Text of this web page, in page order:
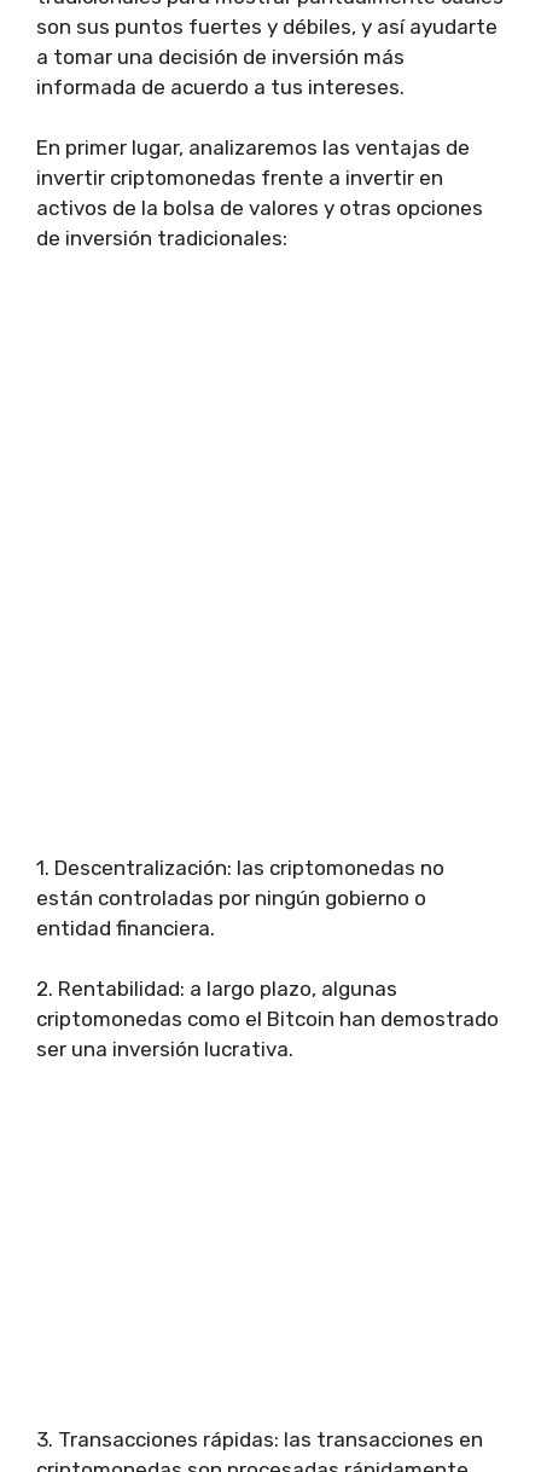
son sus puntos fuertes y débiles, y así ayudarte
a tomar una decisión de inversión más
informada de acuerdo a tus intereses.
En primer lugar, analizaremos las ventajas de
invertir criptomonedas frente a invertir en
activos de la bolsa de valores y otras opciones
de inversión tradicionales:
1. Descentralización: las criptomonedas no
están controladas por ningún gobierno o
entidad financiera.
2. Rentabilidad: a largo plazo, algunas
criptomonedas como el Bitcoin han demostrado
ser una inversión lucrativa.
3. Transacciones rápidas: las transacciones en